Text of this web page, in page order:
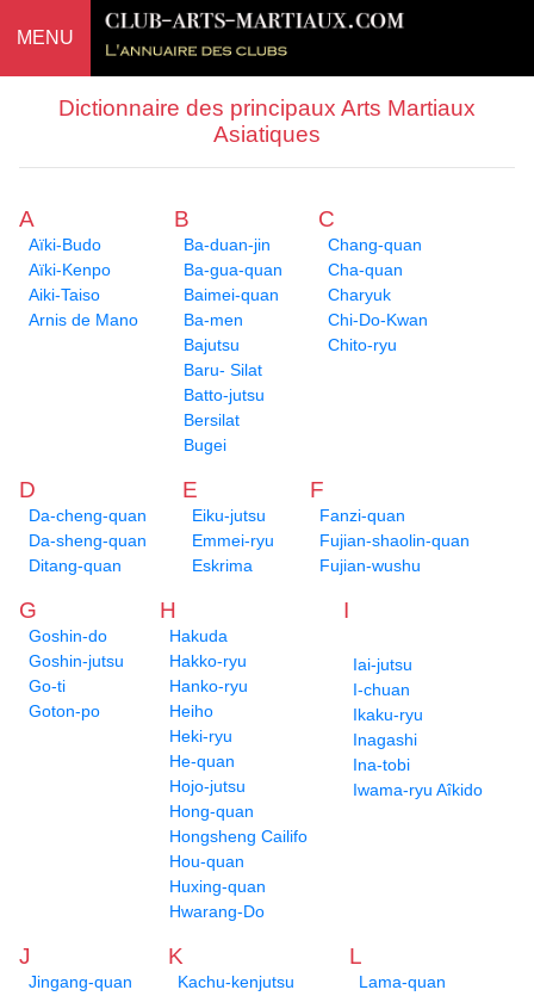
MENU
Dictionnaire des principaux Arts Martiaux
Asiatiques
A
Aïki-Budo
Aïki-Kenpo
Aiki-Taiso
Arnis de Mano
B
Ba-duan-jin
Ba-gua-quan
Baimei-quan
Ba-men
Bajutsu
Baru- Silat
Batto-jutsu
Bersilat
Bugei
C
Chang-quan
Cha-quan
Charyuk
Chi-Do-Kwan
Chito-ryu
D
Da-cheng-quan
Da-sheng-quan
Ditang-quan
E
Eiku-jutsu
Emmei-ryu
Eskrima
F
Fanzi-quan
Fujian-shaolin-quan
Fujian-wushu
G
Goshin-do
Goshin-jutsu
Go-ti
Goton-po
H
Hakuda
Hakko-ryu
Hanko-ryu
Heiho
Heki-ryu
He-quan
Hojo-jutsu
Hong-quan
Hongsheng Cailifo
Hou-quan
Huxing-quan
Hwarang-Do
I
Iai-jutsu
I-chuan
Ikaku-ryu
Inagashi
Ina-tobi
Iwama-ryu Aîkido
J
Jingang-quan
K
Kachu-kenjutsu
L
Lama-quan